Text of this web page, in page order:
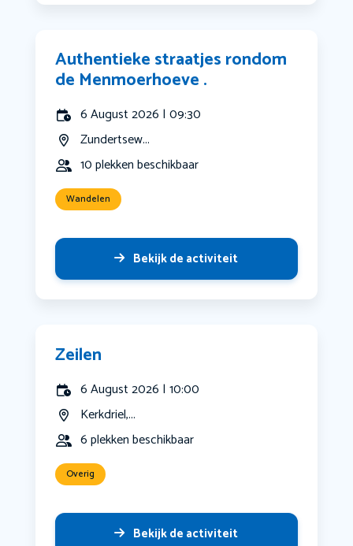
Authentieke straatjes rondom
de Menmoerhoeve .
6 August 2026 | 09:30
Zundertsew...
10 plekken beschikbaar
Wandelen
Bekijk de activiteit
Zeilen
6 August 2026 | 10:00
Kerkdriel,...
6 plekken beschikbaar
Overig
Bekijk de activiteit